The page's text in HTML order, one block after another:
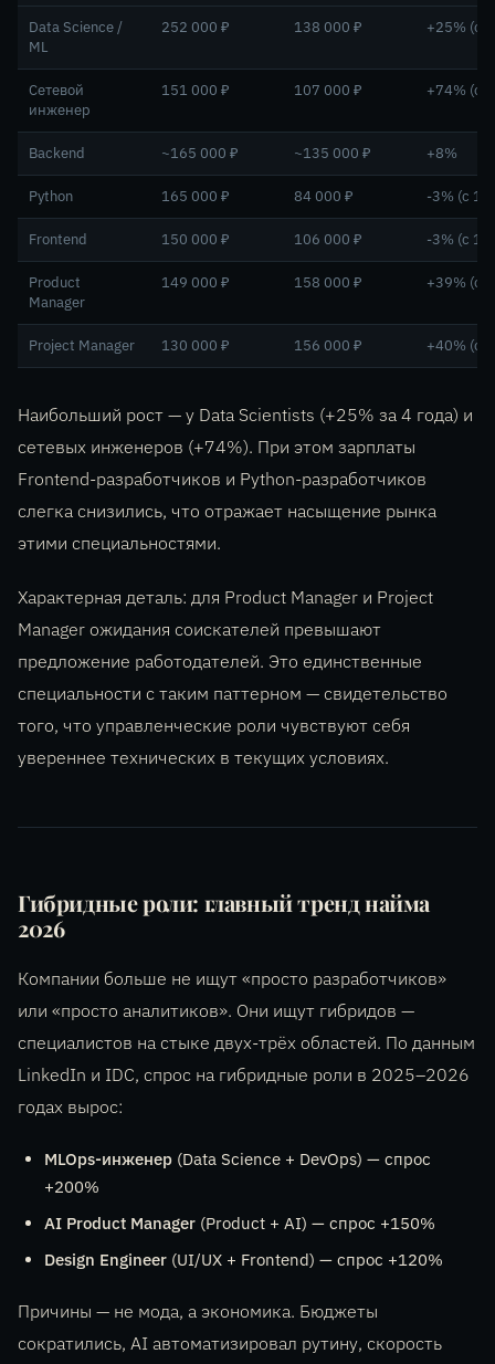
Data Science /
ML
252 000 ₽ 138 000 ₽ +25% (с
Сетевой
инженер
151 000 ₽ 107 000 ₽ +74% (с
Backend ~165 000 ₽ ~135 000 ₽ +8%
Python 165 000 ₽ 84 000 ₽ -3% (с
Frontend 150 000 ₽ 106 000 ₽ -3% (с
Product
Manager
149 000 ₽ 158 000 ₽ +39% (с
Project Manager 130 000 ₽ 156 000 ₽ +40% (с
Наибольший рост — у Data Scientists (+25% за 4 года) и
сетевых инженеров (+74%). При этом зарплаты
Frontend-разработчиков и Python-разработчиков
слегка снизились, что отражает насыщение рынка
этими специальностями.
Характерная деталь: для Product Manager и Project
Manager ожидания соискателей превышают
предложение работодателей. Это единственные
специальности с таким паттерном — свидетельство
того, что управленческие роли чувствуют себя
увереннее технических в текущих условиях.
Гибридные роли: главный тренд найма
2026
Компании больше не ищут «просто разработчиков»
или «просто аналитиков». Они ищут гибридов —
специалистов на стыке двух-трёх областей. По данным
LinkedIn и IDC, спрос на гибридные роли в 2025–2026
годах вырос:
MLOps-инженер (Data Science + DevOps) — спрос
+200%
AI Product Manager (Product + AI) — спрос +150%
Design Engineer (UI/UX + Frontend) — спрос +120%
Причины — не мода, а экономика. Бюджеты
сократились, AI автоматизировал рутину, скорость